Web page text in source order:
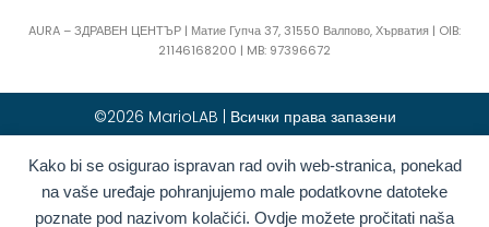
Kako bi se osigurao ispravan rad ovih web-stranica, ponekad
na vaše uređaje pohranjujemo male podatkovne datoteke
poznate pod nazivom kolačići. Ovdje možete pročitati naša
AURA – ЗДРАВЕН ЦЕНТЪР | Матие Гупча 37, 31550 Валпово, Хърватия | OIB:
21146168200 | MB: 97396672
©2026 MarioLAB | Всички права запазени
Hrvatski(Хърватски) English(Английски)
Deutsch(Немски) Polski(Полски)